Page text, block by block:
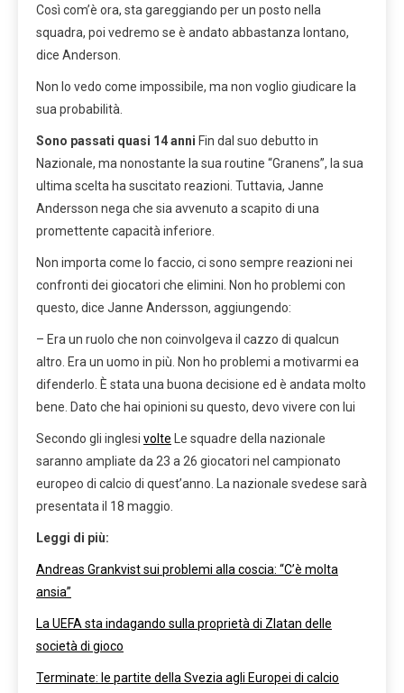
Così com’è ora, sta gareggiando per un posto nella
squadra, poi vedremo se è andato abbastanza lontano,
dice Anderson.
Non lo vedo come impossibile, ma non voglio giudicare la
sua probabilità.
Sono passati quasi 14 anni Fin dal suo debutto in
Nazionale, ma nonostante la sua routine “Granens”, la sua
ultima scelta ha suscitato reazioni. Tuttavia, Janne
Andersson nega che sia avvenuto a scapito di una
promettente capacità inferiore.
Non importa come lo faccio, ci sono sempre reazioni nei
confronti dei giocatori che elimini. Non ho problemi con
questo, dice Janne Andersson, aggiungendo:
– Era un ruolo che non coinvolgeva il cazzo di qualcun
altro. Era un uomo in più. Non ho problemi a motivarmi ea
difenderlo. È stata una buona decisione ed è andata molto
bene. Dato che hai opinioni su questo, devo vivere con lui
Secondo gli inglesi volte Le squadre della nazionale
saranno ampliate da 23 a 26 giocatori nel campionato
europeo di calcio di quest’anno. La nazionale svedese sarà
presentata il 18 maggio.
Leggi di più:
Andreas Grankvist sui problemi alla coscia: “C’è molta
ansia”
La UEFA sta indagando sulla proprietà di Zlatan delle
società di gioco
Terminate: le partite della Svezia agli Europei di calcio